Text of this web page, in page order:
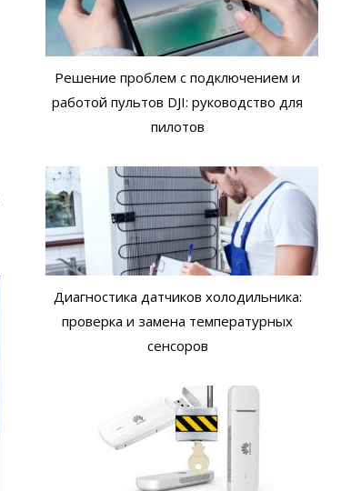
Решение проблем с подключением и
работой пультов DJI: руководство для
пилотов
Диагностика датчиков холодильника:
проверка и замена температурных
сенсоров